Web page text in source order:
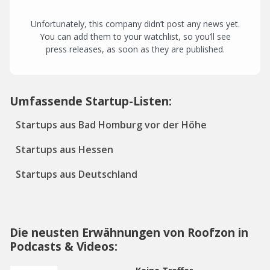
Unfortunately, this company didn’t post any news yet.
You can add them to your watchlist, so you’ll see
press releases, as soon as they are published.
Umfassende Startup-Listen:
Startups aus Bad Homburg vor der Höhe
Startups aus Hessen
Startups aus Deutschland
Die neusten Erwähnungen von Roofzon in
Podcasts & Videos: